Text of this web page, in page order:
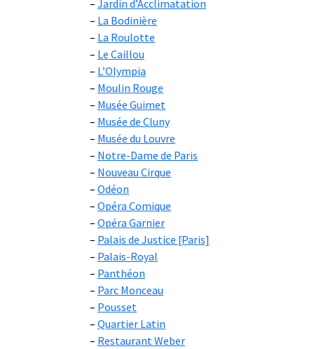
Jardin d’Acclimatation
La Bodinière
La Roulotte
Le Caillou
L’Olympia
Moulin Rouge
Musée Guimet
Musée de Cluny
Musée du Louvre
Notre-Dame de Paris
Nouveau Cirque
Odéon
Opéra Comique
Opéra Garnier
Palais de Justice [Paris]
Palais-Royal
Panthéon
Parc Monceau
Pousset
Quartier Latin
Restaurant Weber